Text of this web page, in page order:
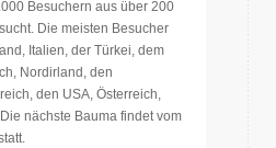
Besuchern aus über 200
Die meisten Besucher
Italien, der Türkei, dem
Nordirland, den
den USA, Österreich,
nächste Bauma findet vom